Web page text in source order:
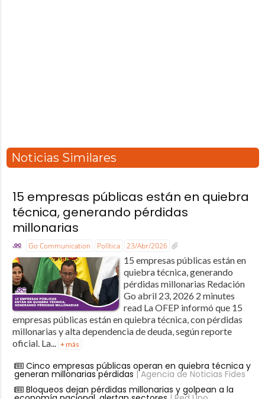
Noticias Similares
15 empresas públicas están en quiebra
técnica, generando pérdidas
millonarias
Go Communication Política 23/Abr/2026
15 empresas públicas están en
quiebra técnica, generando
pérdidas millonarias Redación
Go abril 23, 2026 2 minutes
read La OFEP informó que 15
empresas públicas están en quiebra técnica, con pérdidas
millonarias y alta dependencia de deuda, según reporte
oficial. La... + más
Cinco empresas públicas operan en quiebra técnica y
generan millonarias pérdidas | Agencia de Noticias Fides
Bloqueos dejan pérdidas millonarias y golpean a la